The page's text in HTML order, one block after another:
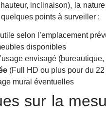
inclinaison), la
points à surveiller :
selon l’emplacement
disponibles
envisagé (bureautique,
(Full HD ou plus pour du 22
mural éventuelles
sur la